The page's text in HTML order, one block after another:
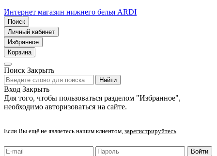
Интернет магазин нижнего белья ARDI
Поиск
Личный кабинет
Избранное
Корзина
Поиск Закрыть
Найти
Вход Закрыть
Для того, чтобы пользоваться разделом "Избранное",
необходимо авторизоваться на сайте.
Если Вы ещё не являетесь нашим клиентом, зарегистрируйтесь
Войти